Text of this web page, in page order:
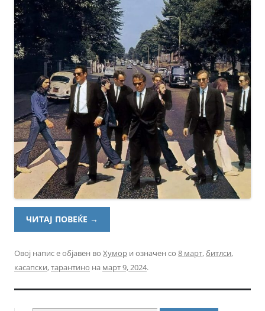
ЧИТАЈ ПОВЕЌЕ →
Овој напис е објавен во Хумор и означен со 8 март,битлси,
касапски,тарантино на март 9, 2024.